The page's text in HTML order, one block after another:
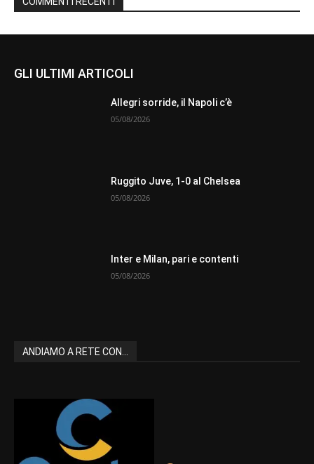
GLI ULTIMI ARTICOLI
Allegri sorride, il Napoli c’è
05/08/2026
Ruggito Juve, 1-0 al Chelsea
05/08/2026
Inter e Milan, pari e contenti
05/08/2026
ANDIAMO A RETE CON...